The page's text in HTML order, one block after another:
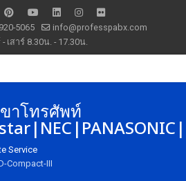
5065
info@professpabx.com
เสาร์ 8.30น. - 17.30น.
าโทรศัพท์
Service
Compact-III